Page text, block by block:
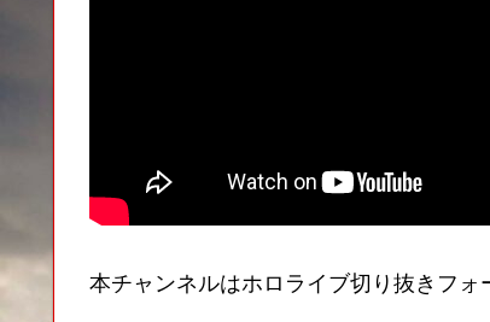
本チャンネルはホロライブ切り抜きフォ